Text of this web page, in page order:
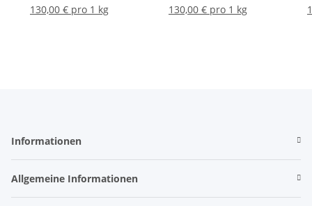
130,00 € pro 1 kg 130,00 € pro 1 kg
Informationen
Allgemeine Informationen